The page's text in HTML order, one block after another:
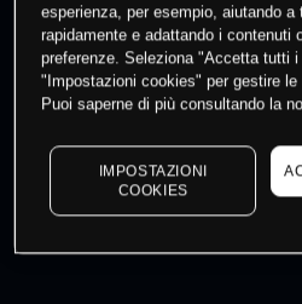
Fai
I prezzi sono solo indicativi.
esperienza, per esempio, aiutando a
rapidamente e adattando i contenuti
preferenze. Seleziona "Accetta tutti
"Impostazioni cookies" per gestire
Puoi saperne di più consultando la
IMPOSTAZIONI
COOKIES